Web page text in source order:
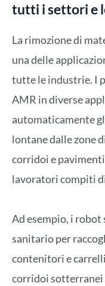
tutti i settori e
La rimozione di
una delle
tutte le industrie. I
AMR in diverse
automaticamente
lontane dalle zone
corridoi e pavimenti
lavoratori compiti
Ad esempio, i
sanitario per
contenitori e
corridoi sotterranei